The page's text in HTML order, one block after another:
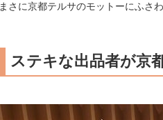
まさに京都テルサのモットーにふさ
ステキな出品者が京